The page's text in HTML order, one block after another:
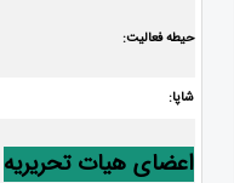
حیطه فعالیت:
شاپا:
اعضای هیات تحریریه